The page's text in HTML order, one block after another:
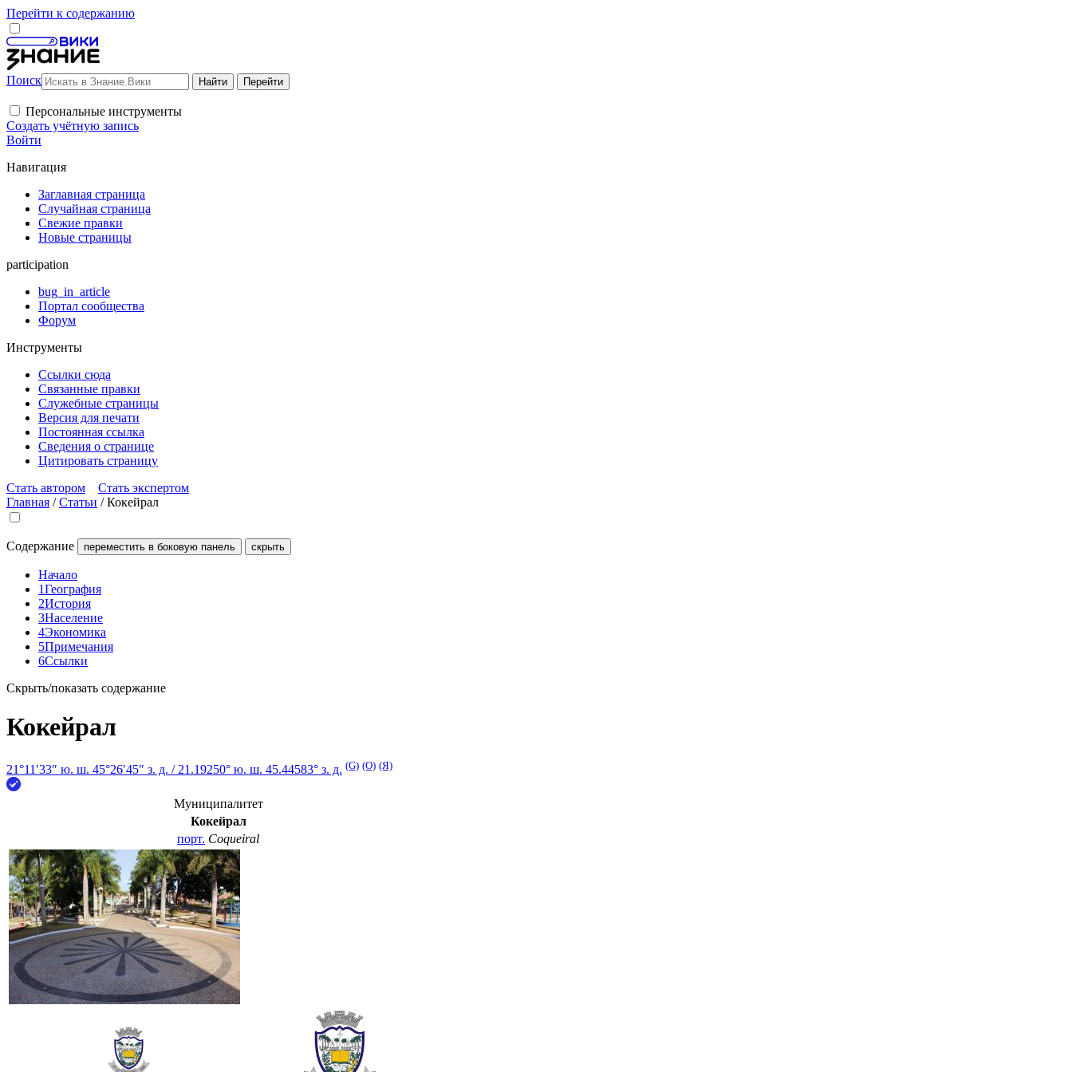
Перейти к содержанию
Поиск
Персональные инструменты
Создать учётную запись
Войти
Навигация
Заглавная страница
Случайная страница
Свежие правки
Новые страницы
participation
bug_in_article
Портал сообщества
Форум
Инструменты
Ссылки сюда
Связанные правки
Служебные страницы
Версия для печати
Постоянная ссылка
Сведения о странице
Цитировать страницу
Стать автором
Стать экспертом
Главная /Статьи /Кокейрал
Содержание переместить в боковую панель скрыть
Начало
1География
2История
3Население
4Экономика
5Примечания
6Ссылки
Скрыть/показать содержание
Кокейрал
21°11′33″ ю. ш. 45°26′45″ з. д. / 21.19250° ю. ш. 45.44583° з. д. (G) (O) (Я)
Муниципалитет
Кокейрал
порт. Coqueiral